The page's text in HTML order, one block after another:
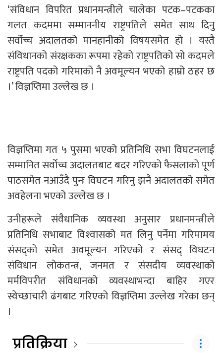
‘संविधान विपरित प्रधानमन्त्रीले चालेका पटक–पटकका
गलत कदममा सम्माननीय राष्ट्रपतिले समेत साथ दिनु
सर्वोच्च अदालतको मानहानीको विषयसमेत हो । यस्तै
संविधानको संरक्षकका रूपमा रहेको राष्ट्रपतिको सो कदमले
राष्ट्रपति पदको गरिमाको नै अवमूल्यन भएको हाम्रो ठहर छ
।’ विज्ञप्तिमा उल्लेख छ ।
विज्ञप्तिमा गत ५ पुसमा भएको प्रतिनिधि सभा विघटनलाई
सम्मानित सर्वोच्च अदालतबाट बदर गरिएको फैसलाको पूर्ण
पाठसमेत नआउँदै पुनः विघटन गरिनु झनै अदालतको समेत
अवहेलना भएको उल्लेख छ ।
उनीहरूले संवैधानिक व्यवस्था अनुसार प्रधानमन्त्रीले
प्रतिनिधि सभाबाट विश्‍वासको मत लिनु पर्नेमा गरिमामय
संसद्को समेत अवमूल्यन गरिएको र संसद् विघटन
संविधान लोकतन्त्र, जनमत र संसदीय व्यवस्थाको
मर्मविपरीत संविधानको व्यवस्थाभन्दा बाहिर गएर
स्वेच्छाचारी ढंगबाट गरिएको विज्ञप्तिमा उल्लेख गरेका छन्
।
प्रतिक्रिया